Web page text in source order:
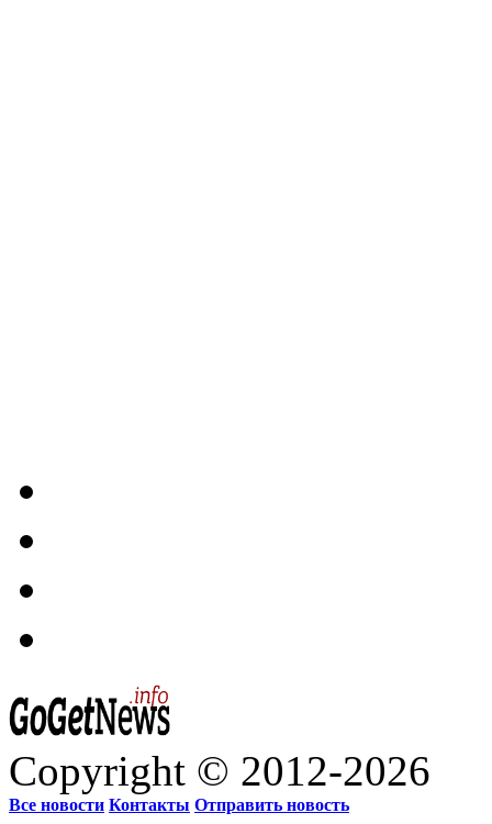
Copyright © 2012-2026
Все новости Контакты Отправить новость